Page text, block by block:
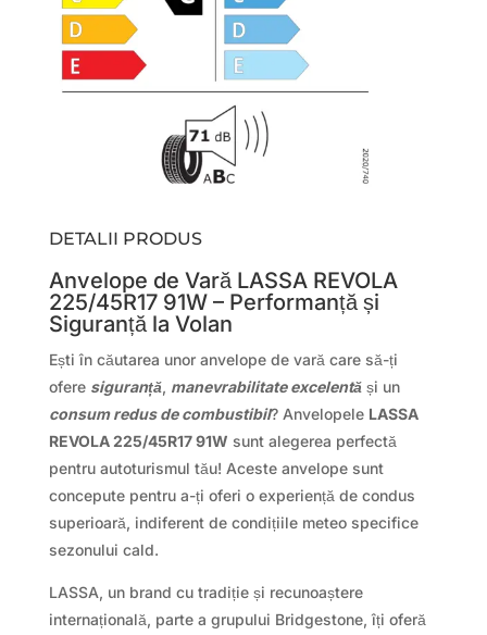
DETALII PRODUS
Anvelope de Vară LASSA REVOLA
225/45R17 91W – Performanță și
Siguranță la Volan
Ești în căutarea unor anvelope de vară care să-ți
ofere siguranță, manevrabilitate excelentăși un
consum redus de combustibil? Anvelopele LASSA
REVOLA 225/45R17 91W sunt alegerea perfectă
pentru autoturismul tău! Aceste anvelope sunt
concepute pentru a-ți oferi o experiență de condus
superioară, indiferent de condițiile meteo specifice
sezonului cald.
LASSA, un brand cu tradiție și recunoaștere
internațională, parte a grupului Bridgestone, îți oferă